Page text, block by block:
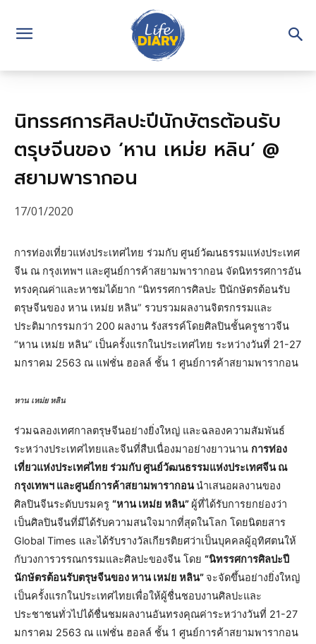
นิทรรศการศิลปะปีนักษัตรต้อนรับ
ตรุษจีนของ ‘หาน เหม่ย หลิน’ @
สยามพารากอน
17/01/2020
การท่องเที่ยวแห่งประเทศไทย ร่วมกับ ศูนย์วัฒนธรรมแห่งประเทศ
จีน ณ กรุงเทพฯ และศูนย์การค้าสยามพารากอน จัดนิทรรศการอัน
ทรงคุณค่าและหาชมได้ยาก “นิทรรศการศิลปะ ปีนักษัตรต้อนรับ
ตรุษจีนของ หาน เหม่ย หลิน” รวบรวมผลงานจิตรกรรมและ
ประติมากรรมกว่า 200 ผลงาน รังสรรค์โดยศิลปินชั้นครูชาวจีน
“หาน เหม่ย หลิน” เป็นครั้งแรกในประเทศไทย ระหว่างวันที่ 21-27
มกราคม 2563 ณ แฟชั่น ฮอลล์ ชั้น 1 ศูนย์การค้าสยามพารากอน
หาน เหม่ย หลิน
ร่วมฉลองเทศกาลตรุษจีนอย่างยิ่งใหญ่ และฉลองความสัมพันธ์
ระหว่างประเทศไทยและจีนที่สืบเนื่องมาอย่างยาวนาน การท่อง
เที่ยวแห่งประเทศไทย ร่วมกับ ศูนย์วัฒนธรรมแห่งประเทศจีน ณ
กรุงเทพฯ และศูนย์การค้าสยามพารากอนนำเสนอผลงานของ
ศิลปินจีนระดับบรมครู “หาน เหม่ย หลิน” ผู้ที่ได้รับการยกย่องว่า
เป็นศิลปินจีนที่มีได้รับความสนใจมากที่สุดในโลก โดยนิตยสาร
Global Times และได้รับรางวัลเกียรติยศว่าเป็นบุคคลผู้อุทิศตนให้
กับวงการวรรณกรรมและศิลปะของจีน โดย “นิทรรศการศิลปะปี
นักษัตรต้อนรับตรุษจีนของ หาน เหม่ย หลิน” จะจัดขึ้นอย่างยิ่งใหญ่
เป็นครั้งแรกในประเทศไทยเพื่อให้ผู้ชื่นชอบงานศิลปะและ
ประชาชนทั่วไปได้ชื่นชมผลงานอันทรงคุณค่าระหว่างวันที่ 21-27
มกราคม 2563 ณ แฟชั่น ฮอลล์ ชั้น 1 ศูนย์การค้าสยามพารากอน